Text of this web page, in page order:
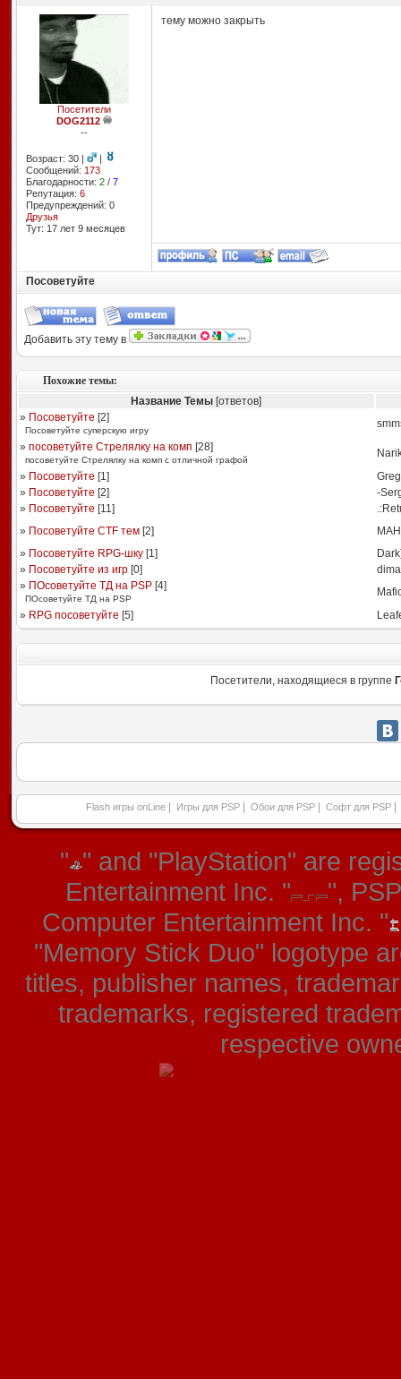
Посетители
DOG2112
--
Возраст: 30 |
|
Сообщений: 173
Благодарности: 2/ 7
Репутация: 6
Предупреждений: 0
Друзья
Тут: 17 лет 9 месяцев
тему можно закрыть
Посоветуйте
Добавить эту тему в
Похожие темы:
Название Темы [ответов]
» Посоветуйте [2]
Посоветуйте суперскую игру
» посоветуйте Стрелялку на комп [28]
посоветуйте Стрелялку на комп с отличной графой
» Посоветуйте [1]
» Посоветуйте [2]
-
» Посоветуйте [11]
» Посоветуйте CTF тем[2]
» Посоветуйте RPG-шку[1]
» Посоветуйте из игр[0]
» ПОсоветуйте ТД на PSP[4]
ПОсоветуйте ТД на PSP
» RPG посоветуйте [5]
Посетители, находящиеся в группе
Flash игры onLine Игры для PSP Обои для PSP Софт для PSP
" " and "PlayStation" are
Entertainment Inc. "
",
Computer Entertainment Inc. "
"Memory Stick Duo" logotype
titles, publisher names,
trademarks, registered
respective